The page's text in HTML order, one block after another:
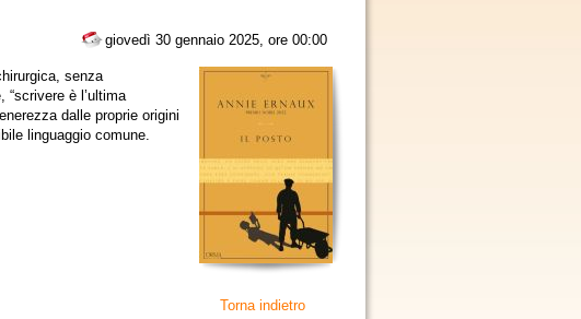
giovedì 30 gennaio 2025, ore 00:00
senza
è l’ultima
dalle proprie origini
linguaggio comune.
Torna indietro